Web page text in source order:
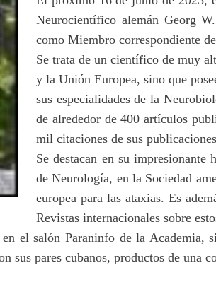
Neurocientífico alemán Georg
como Miembro correspondiente
Se trata de un científico de muy
y la Unión Europea, sino que
sus especialidades de la
de alrededor de 400 artículos
mil citaciones de sus
Se destacan en su impresionante
de Neurología, en la Sociedad
europea para las ataxias. Es
Revistas internacionales sobre
el salón Paraninfo de la
sus pares cubanos, productos de una